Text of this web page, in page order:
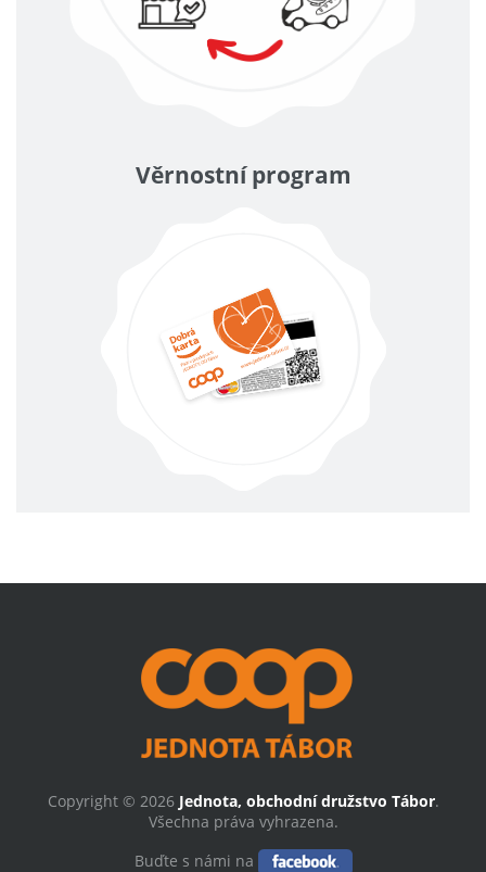
Věrnostní program
Copyright © 2026 Jednota, obchodní družstvo Tábor.
Všechna práva vyhrazena.
Buďte s námi na